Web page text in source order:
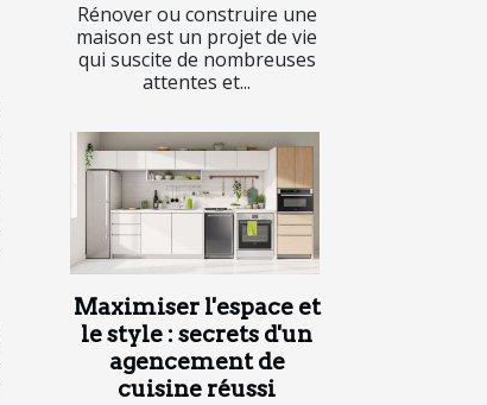
Rénover ou construire une
maison est un projet de vie
qui suscite de nombreuses
attentes et...
Maximiser l'espace et
le style : secrets d'un
agencement de
cuisine réussi